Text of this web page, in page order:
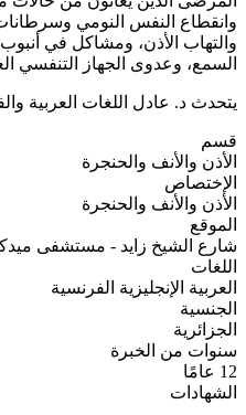
وانقطاع النفس النومي
والتهاب الأذن، ومشاكل في
السمع، وعدوى الجهاز التنفسي
يتحدث د. عادل اللغات العربية
قسم
الأذن والأنف والحنجرة
الإختصاص
الأذن والأنف والحنجرة
الموقع
شارع الشيخ زايد - مستشفى
اللغات
العربية الإنجليزية الفرنسية
الجنسية
الجزائرية
سنوات من الخبرة
12 عامًا
الشهادات